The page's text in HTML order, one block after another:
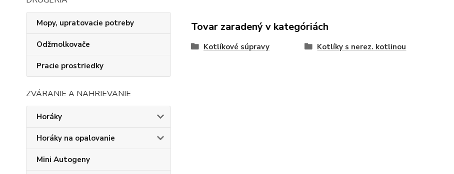
Mopy, upratovacie potreby
Odžmolkovače
Pracie prostriedky
ZVÁRANIE A NAHRIEVANIE
Horáky
Horáky na opalovanie
Mini Autogeny
Tovar zaradený v kategóriách
Kotlíkové súpravy Kotlíky s nerez. kotlinou